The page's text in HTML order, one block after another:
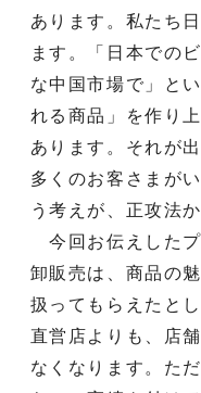
あります。私たち
ます。「日本での
な中国市場で」と
れる商品」を作り
あります。それが
多くのお客さまが
う考えが、正攻法
今回お伝えした
卸販売は、商品の
扱ってもらえたと
直営店よりも、店
なくなります。た